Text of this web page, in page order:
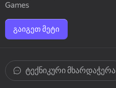
Games
გაიგეთ მეტი
ტექნიკური მხარდაჭერა